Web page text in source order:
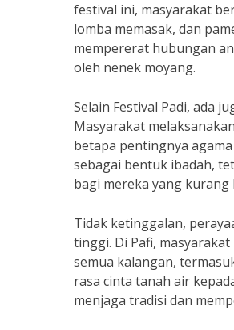
festival ini, masyarakat
lomba memasak, dan
mempererat hubungan
oleh nenek moyang.
Selain Festival Padi, ada
Masyarakat
betapa pentingnya
sebagai bentuk ibadah,
bagi mereka yang
Tidak ketinggalan,
tinggi. Di Pafi,
semua kalangan,
rasa cinta tanah air
menjaga tradisi dan